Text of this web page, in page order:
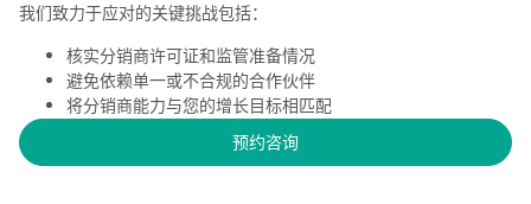
我们致力于应对的关键挑战包括：
核实分销商许可证和监管准备情况
避免依赖单一或不合规的合作伙伴
将分销商能力与您的增长目标相匹配
预约咨询